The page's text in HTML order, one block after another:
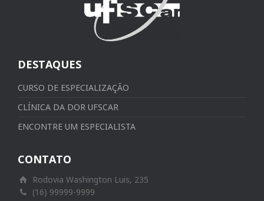
DESTAQUES
CURSO DE ESPECIALIZAÇÃO
CLÍNICA DA DOR UFSCAR
ENCONTRE UM ESPECIALISTA
CONTATO
Rodovia Washington Luis, 235
(16) 99999-9999